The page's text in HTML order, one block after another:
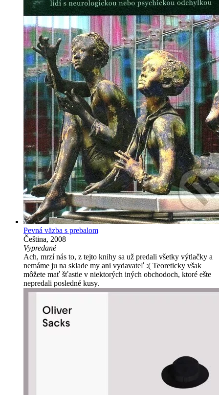
Pevná väzba s prebalom
Čeština, 2008
Vypredané
Ach, mrzí nás to, z tejto knihy sa už predali všetky výtlačky a
nemáme ju na sklade my ani vydavateľ :( Teoreticky však
môžete mať šťastie v niektorých iných obchodoch, ktoré ešte
nepredali posledné kusy.